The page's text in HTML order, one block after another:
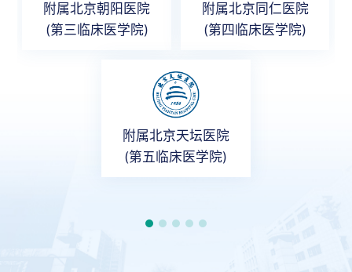
附属北京朝阳医院
(第三临床医学院)
附属北京同仁医院
(第四临床医学院)
附属北京天坛医院
(第五临床医学院)